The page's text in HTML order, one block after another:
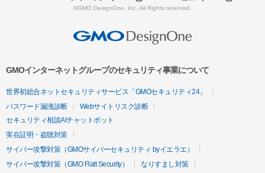
©GMO DesignOne, Inc. All Rights reserved.
GMOインターネットグループのセキュリティ事業について
世界初総合ネットセキュリティサービス「GMOセキュリティ24」
パスワード漏洩診断
Webサイトリスク診断
セキュリティ相談AIチャットボット
実在証明・盗聴対策
サイバー攻撃対策（GMOサイバーセキュリティ byイエラエ）
サイバー攻撃対策（GMO Flatt Security）
なりすまし対策